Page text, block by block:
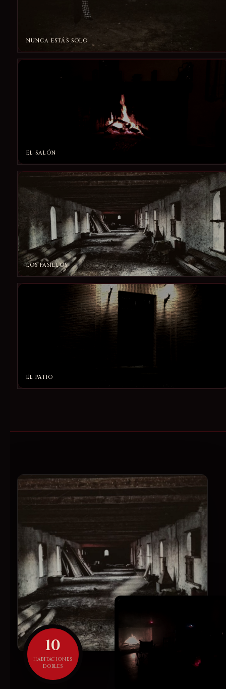
NUNCA ESTÁS SOLO
EL SALÓN
LOS PASILLOS
EL PATIO
10
HABITACIONES
DOBLES